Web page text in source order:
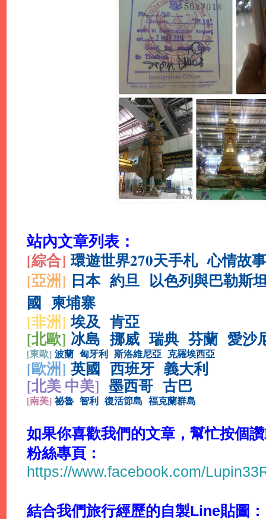
站內文章列表：
[綜合] 環遊世界270天手札 心情故事
[亞洲] 日本 約旦 以色列與巴勒斯
國 柬埔寨
[非洲]埃及 肯亞
[北歐] 冰島 挪威 瑞典 芬蘭 愛沙
[東歐] 波蘭 匈牙利 斯洛維尼亞 克羅埃西亞
[歐洲] 英國 西班牙 義大利
[北美 中美] 墨西哥 古巴
[南美] 祕魯 智利 復活節島 福克蘭群島
如果你喜歡我們的文章，幫忙按個
粉絲專頁：
https://www.facebook.com/
結合我們旅行經歷的自製Line貼圖：